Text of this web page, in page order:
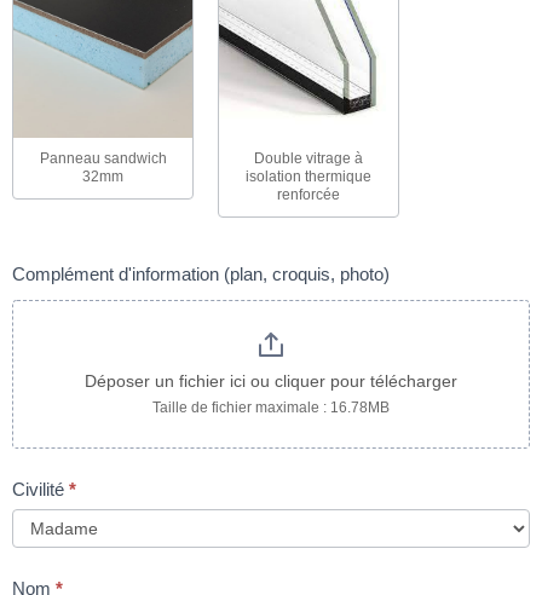
Panneau sandwich
32mm
Double vitrage à
isolation thermique
renforcée
Complément d'information (plan, croquis, photo)
Déposer un fichier ici ou cliquer pour télécharger
Taille de fichier maximale : 16.78MB
Civilité *
Nom *